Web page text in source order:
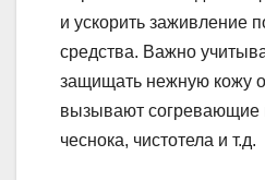
и ускорить заживление
средства. Важно
защищать нежную кожу
вызывают согревающие
чеснока, чистотела и т.д.